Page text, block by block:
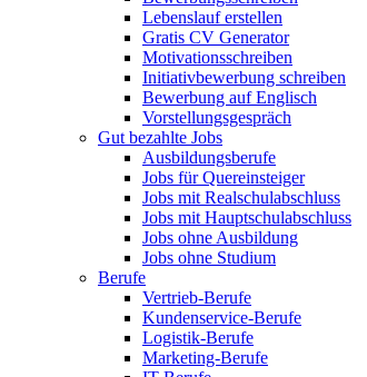
Lebenslauf erstellen
Gratis CV Generator
Motivationsschreiben
Initiativbewerbung schreiben
Bewerbung auf Englisch
Vorstellungsgespräch
Gut bezahlte Jobs
Ausbildungsberufe
Jobs für Quereinsteiger
Jobs mit Realschulabschluss
Jobs mit Hauptschulabschluss
Jobs ohne Ausbildung
Jobs ohne Studium
Berufe
Vertrieb-Berufe
Kundenservice-Berufe
Logistik-Berufe
Marketing-Berufe